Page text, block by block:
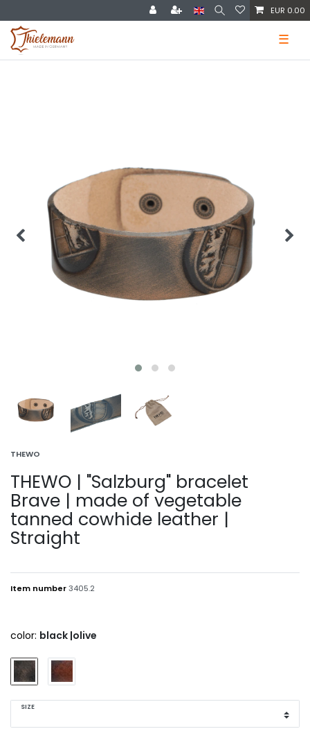
EUR 0.00
☰
THEWO
THEWO | "Salzburg" bracelet
Brave | made of vegetable
tanned cowhide leather |
Straight
Item number3405.2
color: black |olive
SIZE